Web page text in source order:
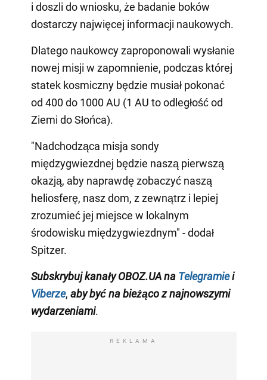
i doszli do wniosku, że badanie boków
dostarczy najwięcej informacji naukowych.
Dlatego naukowcy zaproponowali wysłanie
nowej misji w zapomnienie, podczas której
statek kosmiczny będzie musiał pokonać
od 400 do 1000 AU (1 AU to odległość od
Ziemi do Słońca).
"Nadchodząca misja sondy
międzygwiezdnej będzie naszą pierwszą
okazją, aby naprawdę zobaczyć naszą
heliosferę, nasz dom, z zewnątrz i lepiej
zrozumieć jej miejsce w lokalnym
środowisku międzygwiezdnym" - dodał
Spitzer.
Subskrybuj kanały OBOZ.UA na Telegramiei
Viberze, aby być na bieżąco z najnowszymi
wydarzeniami.
REKLAMA